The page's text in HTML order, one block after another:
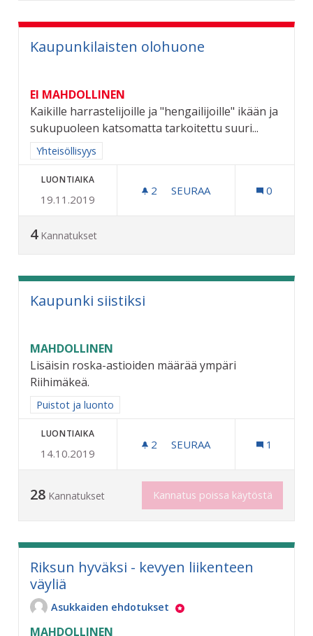
Kaupunkilaisten olohuone
EI MAHDOLLINEN
Kaikille harrastelijoille ja "hengailijoille" ikään ja
sukupuoleen katsomatta tarkoitettu suuri...
Rajaa tulokset aihepiirin mukaan: Yhteisöllisyys
Yhteisöllisyys
LUONTIAIKA
19.11.2019
2 2 SEURAAJAA
SEURAA 0
4 Kannatukset
Kaupunki siistiksi
MAHDOLLINEN
Lisäisin roska-astioiden määrää ympäri
Riihimäkeä.
Rajaa tulokset aihepiirin mukaan: Puistot ja luonto
Puistot ja luonto
LUONTIAIKA
14.10.2019
2 2 SEURAAJAA
SEURAA 1
28 Kannatukset Kannatus poissa käytöstä
Riksun hyväksi - kevyen liikenteen
väyliä
Asukkaiden ehdotukset
MAHDOLLINEN